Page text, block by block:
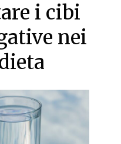
i cibi
nei